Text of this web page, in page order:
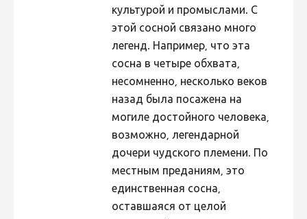
Фотоконкурс 2008
культурой и промыслами. С
этой сосной связано много
легенд. Например, что эта
сосна в четыре обхвата,
несомненно, несколько веков
назад была посажена на
могиле достойного человека,
возможно, легендарной
дочери чудского племени. По
местным преданиям, это
единственная сосна,
оставшаяся от целой